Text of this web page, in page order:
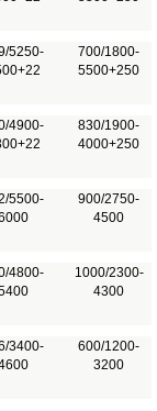
5250-
700/1800-
5500+250
4900-
830/1900-
4000+250
5500-
900/2750-
4500
4800-
1000/2300-
4300
3400-
600/1200-
3200